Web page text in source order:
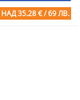
НАД 35.28 € / 69 ЛВ.